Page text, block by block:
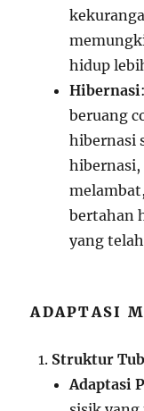
hidup
Hibernasi
beruang
hibernasi
hibernasi,
bertahan
yang
ADAPTASI
Struktur
Adaptasi